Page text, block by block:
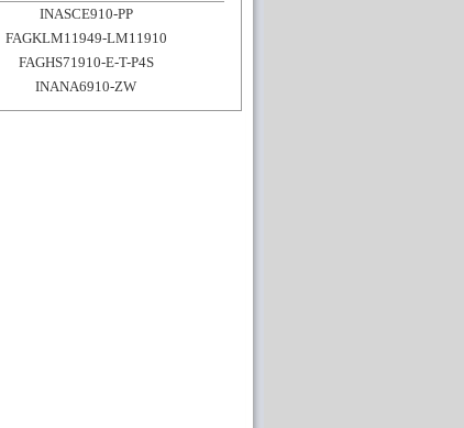
INASCE910-PP
FAGKLM11949-LM11910
FAGHS71910-E-T-P4S
INANA6910-ZW